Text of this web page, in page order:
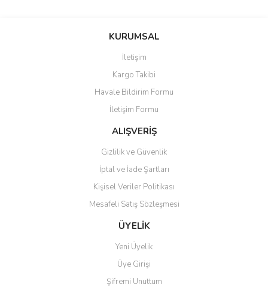
Bu ürüne ilk yorumu siz yapın!
Ürün resmi kalitesiz, bozuk veya görüntülenemiyor.
Ürün açıklamasında eksik bilgiler bulunuyor.
Ürün bilgilerinde hatalar bulunuyor.
Ürün fiyatı diğer sitelerden daha pahalı.
Gönder
KURUMSAL
İletişim
Kargo Takibi
Havale Bildirim Formu
İletişim Formu
ALIŞVERİŞ
Gizlilik ve Güvenlik
İptal ve İade Şartları
Kişisel Veriler Politikası
Mesafeli Satış Sözleşmesi
ÜYELİK
Yeni Üyelik
Üye Girişi
Şifremi Unuttum